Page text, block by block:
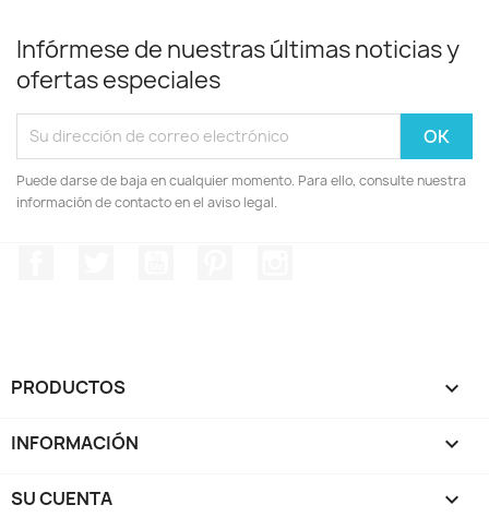
Infórmese de nuestras últimas noticias y
ofertas especiales
Puede darse de baja en cualquier momento. Para ello, consulte nuestra
información de contacto en el aviso legal.
PRODUCTOS 
INFORMACIÓN 
SU CUENTA 